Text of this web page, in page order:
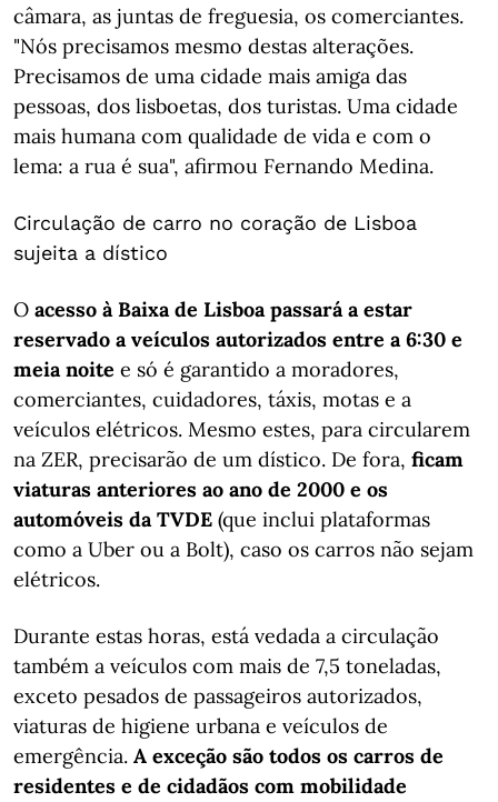
câmara, as juntas de freguesia, os comerciantes.
"Nós precisamos mesmo destas alterações.
Precisamos de uma cidade mais amiga das
pessoas, dos lisboetas, dos turistas. Uma cidade
mais humana com qualidade de vida e com o
lema: a rua é sua", afirmou Fernando Medina.
Circulação de carro no coração de Lisboa
sujeita a dístico
O acesso à Baixa de Lisboa passará a estar
reservado a veículos autorizados entre a 6:30 e
meia noite e só é garantido a moradores,
comerciantes, cuidadores, táxis, motas e a
veículos elétricos. Mesmo estes, para circularem
na ZER, precisarão de um dístico. De fora, ficam
viaturas anteriores ao ano de 2000 e os
automóveis da TVDE (que inclui plataformas
como a Uber ou a Bolt), caso os carros não sejam
elétricos.
Durante estas horas, está vedada a circulação
também a veículos com mais de 7,5 toneladas,
exceto pesados de passageiros autorizados,
viaturas de higiene urbana e veículos de
emergência. A exceção são todos os carros de
residentes e de cidadãos com mobilidade